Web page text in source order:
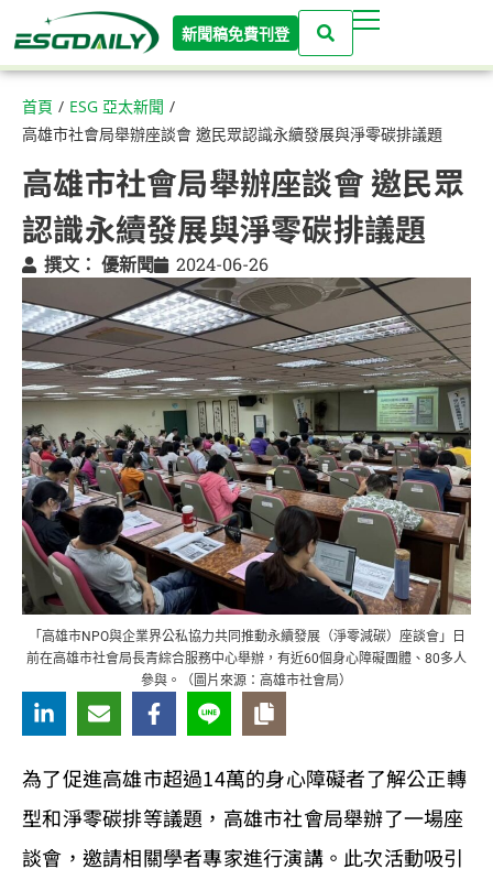
新聞稿免費刊登
首頁 / ESG 亞太新聞 /
高雄市社會局舉辦座談會 邀民眾認識永續發展與淨零碳排議題
高雄市社會局舉辦座談會 邀民眾
認識永續發展與淨零碳排議題
撰文： 優新聞 2024-06-26
「高雄市NPO與企業界公私協力共同推動永續發展（淨零減碳）座談會」日
前在高雄市社會局長青綜合服務中心舉辦，有近60個身心障礙團體、80多人
參與。（圖片來源：高雄市社會局）
為了促進高雄市超過14萬的身心障礙者了解公正轉
型和淨零碳排等議題，高雄市社會局舉辦了一場座
談會，邀請相關學者專家進行演講。此次活動吸引